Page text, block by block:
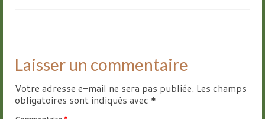
Laisser un commentaire
Votre adresse e-mail ne sera pas publiée. Les champs
obligatoires sont indiqués avec *